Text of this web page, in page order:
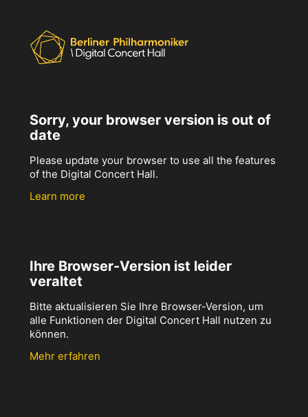
Sorry, your browser version is out of
date
Please update your browser to use all the features
of the Digital Concert Hall.
Learn more
Ihre Browser-Version ist leider
veraltet
Bitte aktualisieren Sie Ihre Browser-Version, um
alle Funktionen der Digital Concert Hall nutzen zu
können.
Mehr erfahren